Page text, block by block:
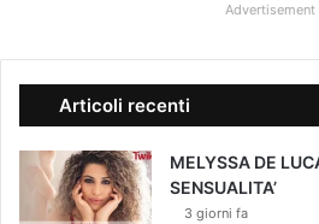
Advertisement
Articoli recenti
MELYSSA DE
SENSUALITA’
3 giorni fa